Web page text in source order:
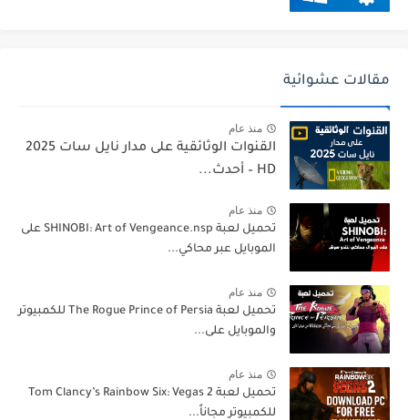
مقالات عشوائية
منذ عام
القنوات الوثائقية على مدار نايل سات 2025
HD – أحدث...
منذ عام
تحميل لعبة SHINOBI: Art of Vengeance.nsp على
الموبايل عبر محاكي...
منذ عام
تحميل لعبة The Rogue Prince of Persia للكمبيوتر
والموبايل على...
منذ عام
تحميل لعبة Tom Clancy’s Rainbow Six: Vegas 2
للكمبيوتر مجاناً...